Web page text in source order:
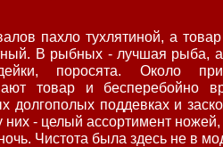
пахло тухлятиной, а
В рыбных - лучшая рыба,
поросята. Около
товар и бесперебойно
долгополых поддевках и
них - целый ассортимент ножей,
Чистота была здесь не в